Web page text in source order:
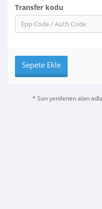
Transfer kodu
Sepete Ekle
* Son yenilenen alan